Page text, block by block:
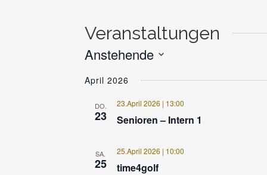
Veranstaltungen
Anstehende
wählen.
April 2026
DO.
23 Senioren – Intern 1
23.April 2026 | 13:00
SA.
25 time4golf
25.April 2026 | 10:00